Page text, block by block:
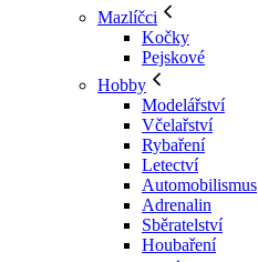
Mazlíčci
Kočky
Pejskové
Hobby
Modelářství
Včelařství
Rybaření
Letectví
Automobilismus
Adrenalin
Sběratelství
Houbaření